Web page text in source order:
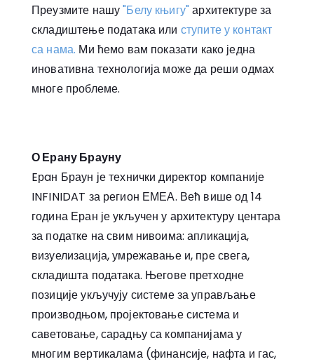
Преузмите нашу"Белу књигу"архитектуре за
складиштење података или ступите у контакт
са нама. Ми ћемо вам показати како једна
иновативна технологија може да реши одмах
многе проблеме.
О Ерану Брауну
Eрaн Браун је технички директор компаније
INFINIDAT за регион ЕМЕА. Већ више од 14
година Еран је укључен у архитектуру центара
за податке на свим нивоима: апликација,
визуелизација, умрежавање и, пре свега,
складишта података. Његове претходне
позиције укључују системе за управљање
производњом, пројектовање система и
саветовање, сарадњу са компанијама у
многим вертикалама (финансије, нафта и гас,